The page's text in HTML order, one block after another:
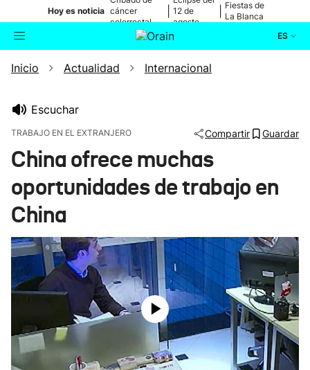
Hoy es noticia cáncer
colorrectal
12 de
agosto
Fiestas de
La Blanca
ES
Buscador Actualidad
Ikusmiran
Inicio Actualidad Internacional
Escuchar
TRABAJO EN EL EXTRANJERO Compartir Guardar
China ofrece muchas
oportunidades de trabajo en
China